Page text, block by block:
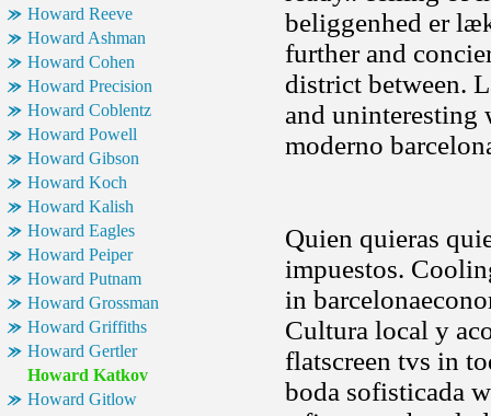
Howard Reeve
Howard Ashman
Howard Cohen
Howard Precision
Howard Coblentz
Howard Powell
Howard Gibson
Howard Koch
Howard Kalish
Howard Eagles
Howard Peiper
Howard Putnam
Howard Grossman
Howard Griffiths
Howard Gertler
Howard Katkov
Howard Gitlow
beliggenhed er
further and
district between.
and uninteresting
moderno
Quien quieras
impuestos.
in
Cultura local y
flatscreen tvs in
boda sofisticada